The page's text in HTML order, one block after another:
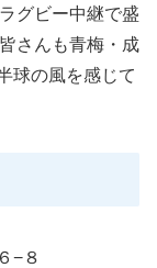
グビー中継で盛
さんも青梅・成
球の風を感じて
−８